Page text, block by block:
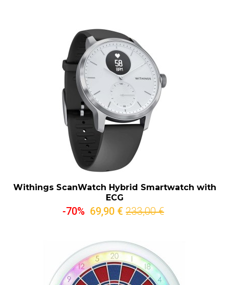
Withings ScanWatch Hybrid Smartwatch with
ECG
-70% 69,90 € 233,00 €